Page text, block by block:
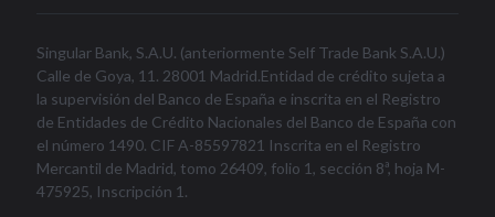
Singular Bank, S.A.U. (anteriormente Self Trade Bank S.A.U.)
Calle de Goya, 11. 28001 Madrid.Entidad de crédito sujeta a
la supervisión del Banco de España e inscrita en el Registro
de Entidades de Crédito Nacionales del Banco de España con
el número 1490. CIF A-85597821 Inscrita en el Registro
Mercantil de Madrid, tomo 26409, folio 1, sección 8ª, hoja M-
475925, Inscripción 1.